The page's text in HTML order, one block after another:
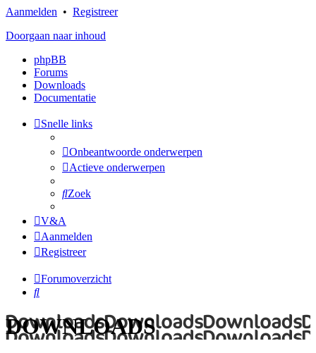
Aanmelden • Registreer
Doorgaan naar inhoud
phpBB
Forums
Downloads
Documentatie
Snelle links
Onbeantwoorde onderwerpen
Actieve onderwerpen
Zoek
V&A
Aanmelden
Registreer
Forumoverzicht
Zoek
DOWNLOADS